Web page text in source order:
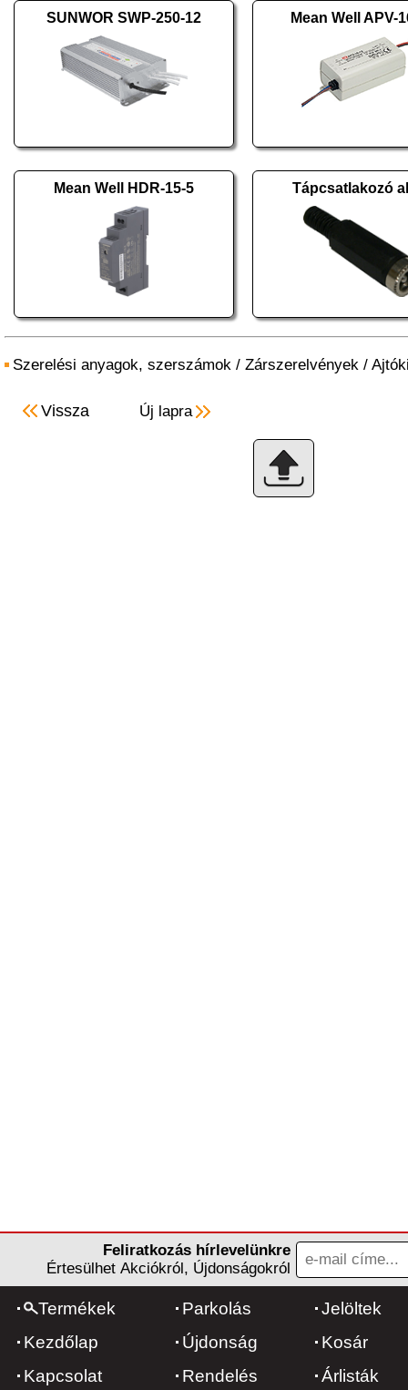
SUNWOR SWP-250-12 Mean Well APV-
Mean Well HDR-15-5 Tápcsatlakozó
Szerelési anyagok, szerszámok / Zárszerelvények /
Vissza Új lapra
Feliratkozás hírlevelünkre
Értesülhet Akciókról, Újdonságokról
Termékek
Kezdőlap
Kapcsolat
Parkolás
Újdonság
Rendelés
Jelöltek
Kosár
Árlisták